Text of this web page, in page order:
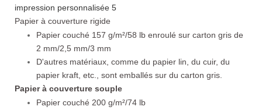
Papier à couverture rigide
Papier couché 157 g/m²/58 lb enroulé sur carton gris de
2 mm/2,5 mm/3 mm
D'autres matériaux, comme du papier lin, du cuir, du
papier kraft, etc., sont emballés sur du carton gris.
Papier à couverture souple
Papier couché 200 g/m²/74 lb